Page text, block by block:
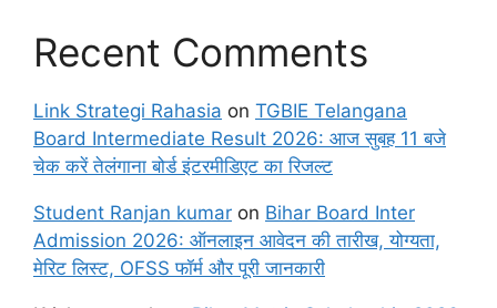
Recent Comments
Link Strategi Rahasia on TGBIE Telangana
Board Intermediate Result 2026: आज सुबह 11 बजे
चेक करें तेलंगाना बोर्ड इंटरमीडिएट का रिजल्ट
Student Ranjan kumar on Bihar Board Inter
Admission 2026: ऑनलाइन आवेदन की तारीख, योग्यता,
मेरिट लिस्ट, OFSS फॉर्म और पूरी जानकारी